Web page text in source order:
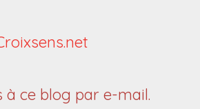
à ce blog par e-mail.